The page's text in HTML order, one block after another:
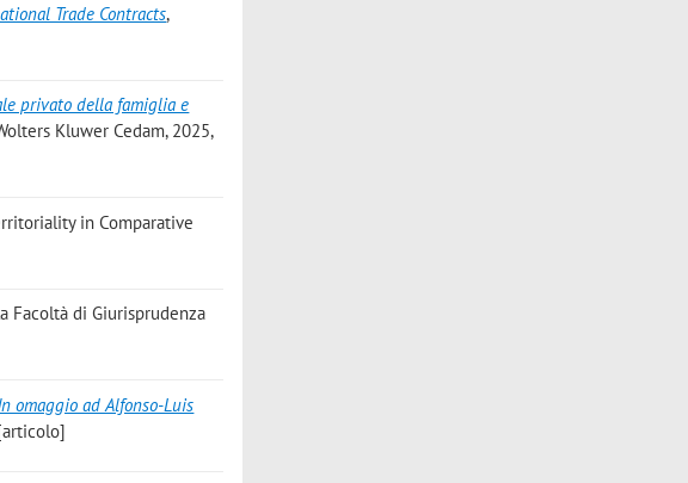
Trade Contracts,
privato della famiglia e
Kluwer Cedam, 2025,
in Comparative
Facoltà di Giurisprudenza
omaggio ad Alfonso-Luis